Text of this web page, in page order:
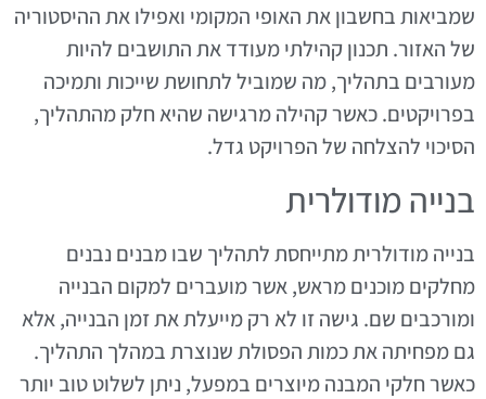
שמביאות בחשבון את האופי המקומי ואפילו את ההיסטוריה
של האזור. תכנון קהילתי מעודד את התושבים להיות
מעורבים בתהליך, מה שמוביל לתחושת שייכות ותמיכה
בפרויקטים. כאשר קהילה מרגישה שהיא חלק מהתהליך,
הסיכוי להצלחה של הפרויקט גדל.
בנייה מודולרית
בנייה מודולרית מתייחסת לתהליך שבו מבנים נבנים
מחלקים מוכנים מראש, אשר מועברים למקום הבנייה
ומורכבים שם. גישה זו לא רק מייעלת את זמן הבנייה, אלא
גם מפחיתה את כמות הפסולת שנוצרת במהלך התהליך.
כאשר חלקי המבנה מיוצרים במפעל, ניתן לשלוט טוב יותר